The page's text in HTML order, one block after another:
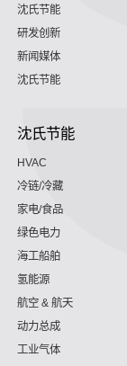
沈氏节能
研发创新
新闻媒体
沈氏节能
沈氏节能
HVAC
冷链/冷藏
家电/食品
绿色电力
海工船舶
氢能源
航空 & 航天
动力总成
工业气体